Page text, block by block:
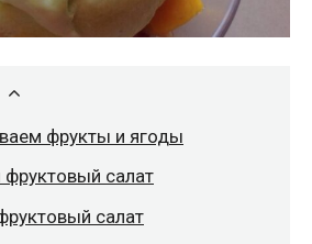
фрукты и ягоды
салат
салат